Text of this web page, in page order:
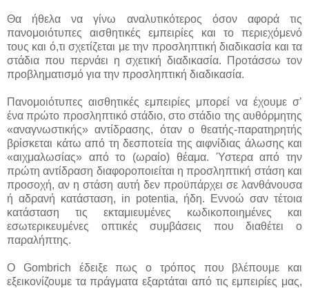
Θα ήθελα να γίνω αναλυτικότερος όσον αφορά τις
πανομοιότυπες αισθητικές εμπειρίες και το περιεχόμενό
τους και ό,τι σχετίζεται με την προσληπτική διαδικασία και τα
στάδια που περνάει η σχετική διαδικασία. Προτάσσω τον
προβληματισμό για την προσληπτική διαδικασία.
Πανομοιότυπες αισθητικές εμπειρίες μπορεί να έχουμε σ’
ένα πρώτο προσληπτικό στάδιο, στο στάδιο της αυθόρμητης
«αναγνωστικής» αντίδρασης, όταν ο θεατής-παρατηρητής
βρίσκεται κάτω από τη δεσποτεία της αιφνίδιας άλωσης και
«αιχμαλωσίας» από το (ωραίο) θέαμα. Ύστερα από την
πρώτη αντίδραση διαφοροποιείται η προσληπτική στάση και
προσοχή, αν η στάση αυτή δεν προϋπάρχει σε λανθάνουσα
ή αδρανή κατάσταση, in potentia, ήδη. Εννοώ σαν τέτοια
κατάσταση τις εκταμιευμένες κωδικοποιημένες και
εσωτερικευμένες οπτικές συμβάσεις που διαθέτει ο
παραλήπτης.
Ο Gombrich έδειξε πως ο τρόπος που βλέπουμε και
εξεικονίζουμε τα πράγματα εξαρτάται από τις εμπειρίες μας,